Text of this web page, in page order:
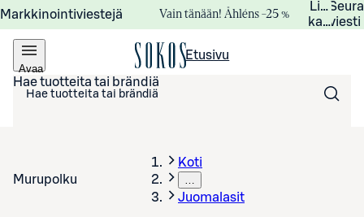
Markkinointiviestejä Vain tänään! Åhléns –25 %
viesti
Avaa
valikko
Etusivu
Hae tuotteita tai brändiä
Murupolku
Koti
…
Juomalasit